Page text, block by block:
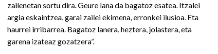
zailenetan sortu dira. Geure lana da bagatoz esatea. Itzalei
argia eskaintzea, garai zailei ekimena, erronkei ilusioa. Eta
haurrei irribarrea. Bagatoz lanera, heztera, jolastera, eta
garena izateaz gozatzera”.